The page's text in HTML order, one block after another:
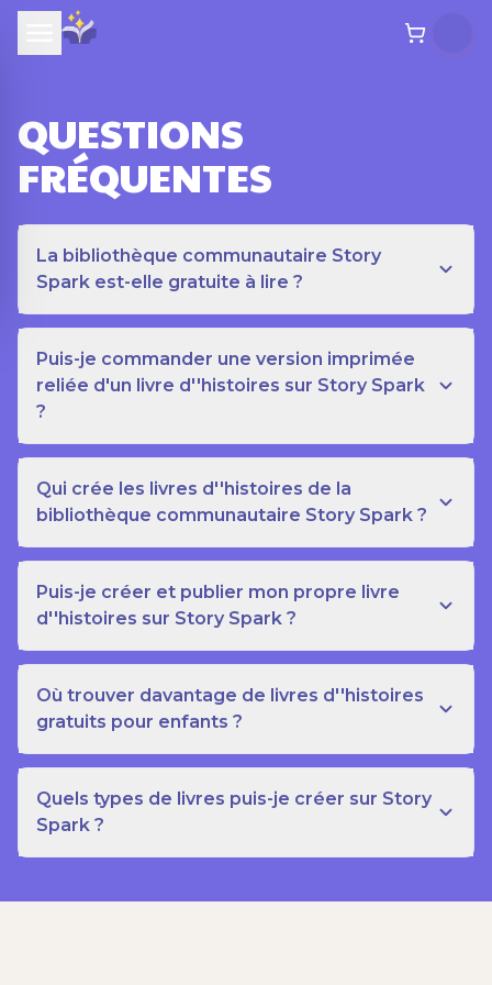
QUESTIONS
FRÉQUENTES
La bibliothèque communautaire Story
Spark est-elle gratuite à lire ?
Puis-je commander une version imprimée
reliée d'un livre d''histoires sur Story Spark
?
Qui crée les livres d''histoires de la
bibliothèque communautaire Story Spark ?
Puis-je créer et publier mon propre livre
d''histoires sur Story Spark ?
Où trouver davantage de livres d''histoires
gratuits pour enfants ?
Quels types de livres puis-je créer sur Story
Spark ?